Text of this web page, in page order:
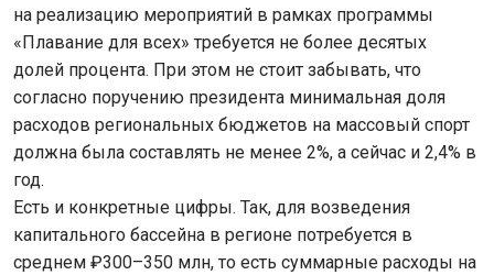
на реализацию мероприятий в рамках программы
«Плавание для всех» требуется не более десятых
долей процента. При этом не стоит забывать, что
согласно поручению президента минимальная доля
расходов региональных бюджетов на массовый спорт
должна была составлять не менее 2%, а сейчас и 2,4% в
год.
Есть и конкретные цифры. Так, для возведения
капитального бассейна в регионе потребуется в
среднем ₽300–350 млн, то есть суммарные расходы на